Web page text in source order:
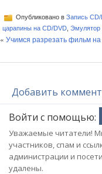
Опубликовано в Запись CD/
царапины на CD/DVD, Эмулятор
« Учимся разрезать фильм на
Добавить
Войти с помощью:
Уважаемые читатели!
участников, спам и
администрации и
удалены.